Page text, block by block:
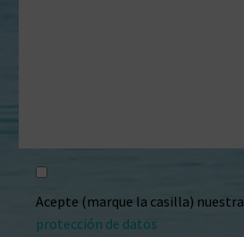
Acepte (marque la casilla) nuestra
protección de datos